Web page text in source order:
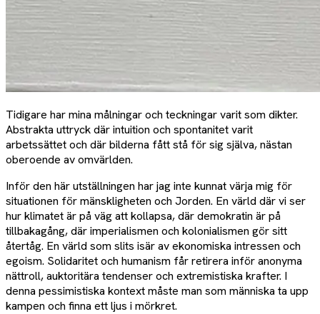
Tidigare har mina målningar och teckningar varit som dikter.
Abstrakta uttryck där intuition och spontanitet varit
arbetssättet och där bilderna fått stå för sig själva, nästan
oberoende av omvärlden.
Inför den här utställningen har jag inte kunnat värja mig för
situationen för mänskligheten och Jorden. En värld där vi ser
hur klimatet är på väg att kollapsa, där demokratin är på
tillbakagång, där imperialismen och kolonialismen gör sitt
återtåg. En värld som slits isär av ekonomiska intressen och
egoism. Solidaritet och humanism får retirera inför anonyma
nättroll, auktoritära tendenser och extremistiska krafter. I
denna pessimistiska kontext måste man som människa ta upp
kampen och finna ett ljus i mörkret.